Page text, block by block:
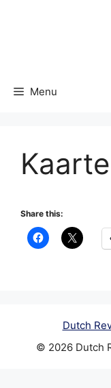
Menu
Share this:
Dutch
© 2026 Dutch